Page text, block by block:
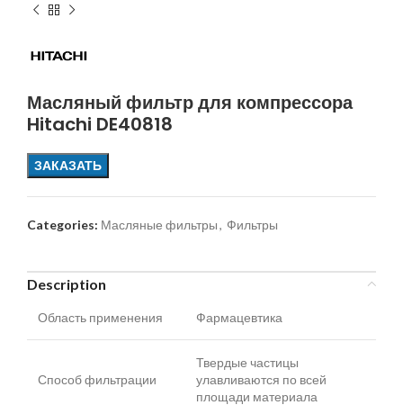
Масляный фильтр для компрессора
Hitachi DE40818
ЗАКАЗАТЬ
Categories: Масляные фильтры, Фильтры
Description
Область применения Фармацевтика
Способ фильтрации
Твердые частицы
улавливаются по всей
площади материала